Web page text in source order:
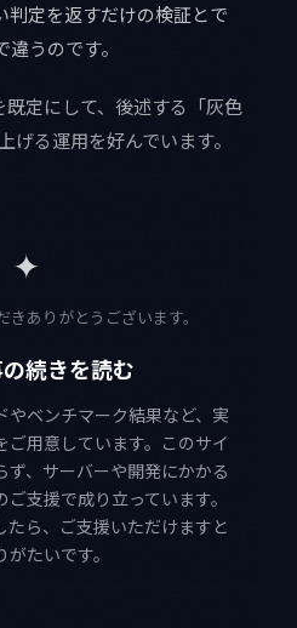
判定を返すだけの検証とで
うのです。
既定にして、後述する「灰色
げる運用を好んでいます。
✦
ありがとうございます。
続きを読む
やベンチマーク結果など、実
用意しています。このサイ
ず、サーバーや開発にかかる
支援で成り立っています。
ら、ご支援いただけますと
がたいです。